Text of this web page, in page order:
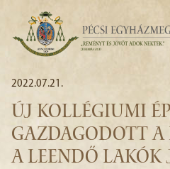
2022.07.21.
ÚJ KOLLÉGIUMI
GAZDAGODOTT A
A LEENDŐ LAKÓK